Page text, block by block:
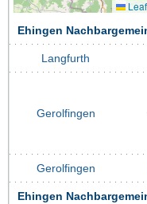
Ehingen
Langfurth
Gerolfingen
Gerolfingen
Ehingen